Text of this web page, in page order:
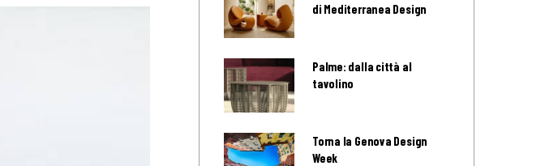
di Mediterranea Design
Palme: dalla città al
tavolino
Torna la Genova Design
Week